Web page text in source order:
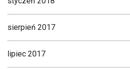
sierpień 2017
lipiec 2017